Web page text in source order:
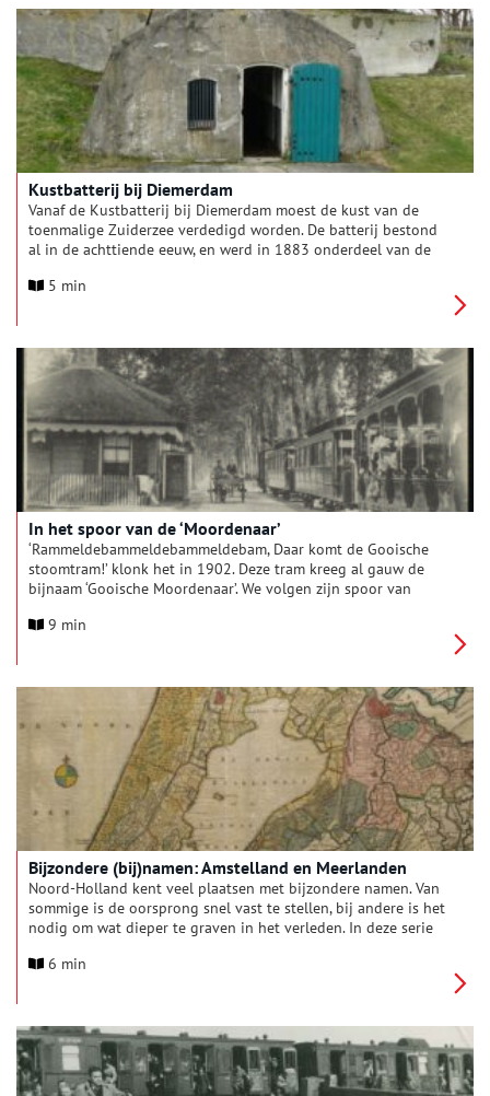
Kustbatterij bij Diemerdam
Vanaf de Kustbatterij bij Diemerdam moest de kust van de
toenmalige Zuiderzee verdedigd worden. De batterij bestond
al in de achttiende eeuw, en werd in 1883 onderdeel van de
5 min
In het spoor van de ‘Moordenaar’
‘Rammeldebammeldebammeldebam, Daar komt de Gooische
stoomtram!’ klonk het in 1902. Deze tram kreeg al gauw de
bijnaam ‘Gooische Moordenaar’. We volgen zijn spoor van
9 min
Bijzondere (bij)namen: Amstelland en Meerlanden
Noord-Holland kent veel plaatsen met bijzondere namen. Van
sommige is de oorsprong snel vast te stellen, bij andere is het
nodig om wat dieper te graven in het verleden. In deze serie
onze provincie, om achter de herkomst van de lokale
6 min